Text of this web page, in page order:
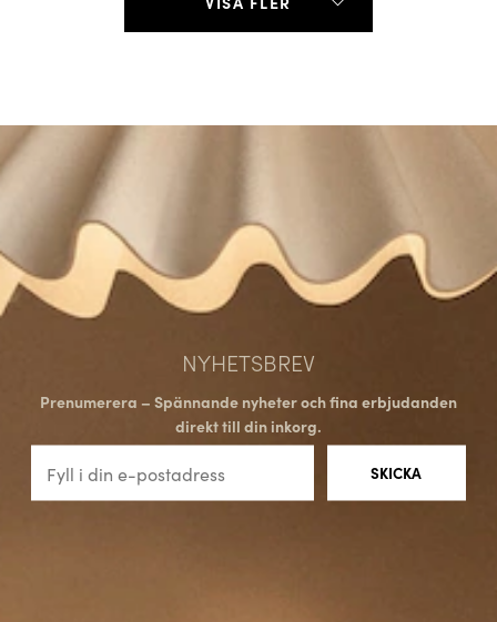
NYHETSBREV
Prenumerera – Spännande nyheter och fina erbjudanden
direkt till din inkorg.